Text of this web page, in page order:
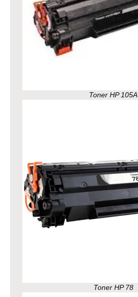
Toner HP 105A
Toner HP 78